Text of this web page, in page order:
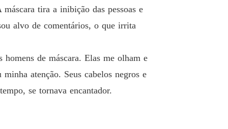
tira a inibição das pessoas e
alvo de comentários, o que irrita
de máscara. Elas me olham e
atenção. Seus cabelos negros e
se tornava encantador.
O tom dele era carregado de curiosidade
29/01/2026
Nick é um covarde
29/01/2026